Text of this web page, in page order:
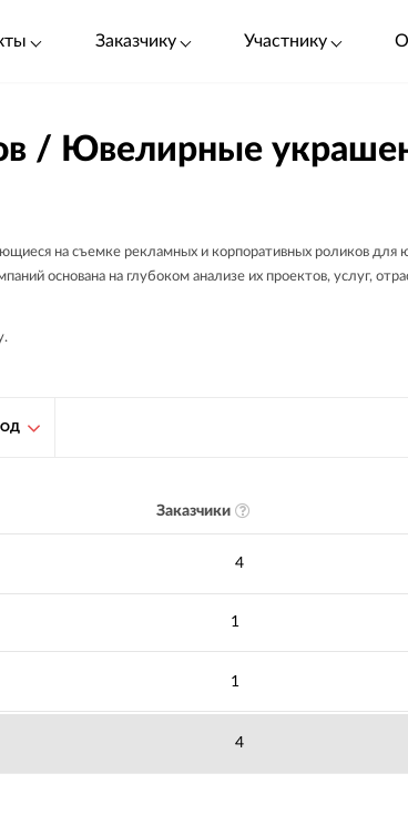
Заказчику Участнику О
/ Ювелирные
на съемке рекламных и корпоративных роликов для
основана на глубоком анализе их проектов, услуг,
Заказчики
4
1
1
4